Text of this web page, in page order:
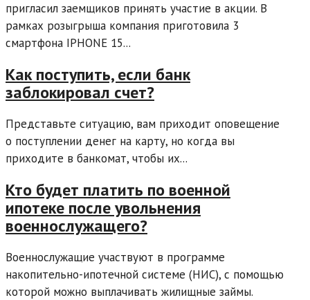
пригласил заемщиков принять участие в акции. В
рамках розыгрыша компания приготовила 3
смартфона IPHONE 15...
Как поступить, если банк
заблокировал счет?
Представьте ситуацию, вам приходит оповещение
о поступлении денег на карту, но когда вы
приходите в банкомат, чтобы их...
Кто будет платить по военной
ипотеке после увольнения
военнослужащего?
Военнослужащие участвуют в программе
накопительно-ипотечной системе (НИС), с помощью
которой можно выплачивать жилищные займы.